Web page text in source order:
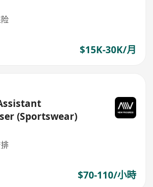
$15K-30K/月
(Sportswear)
$70-110/小時